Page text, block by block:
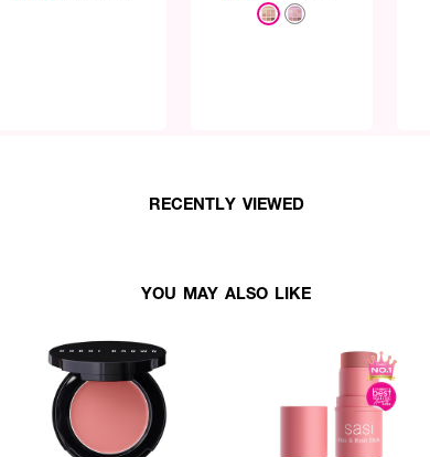
RECENTLY VIEWED
YOU MAY ALSO LIKE